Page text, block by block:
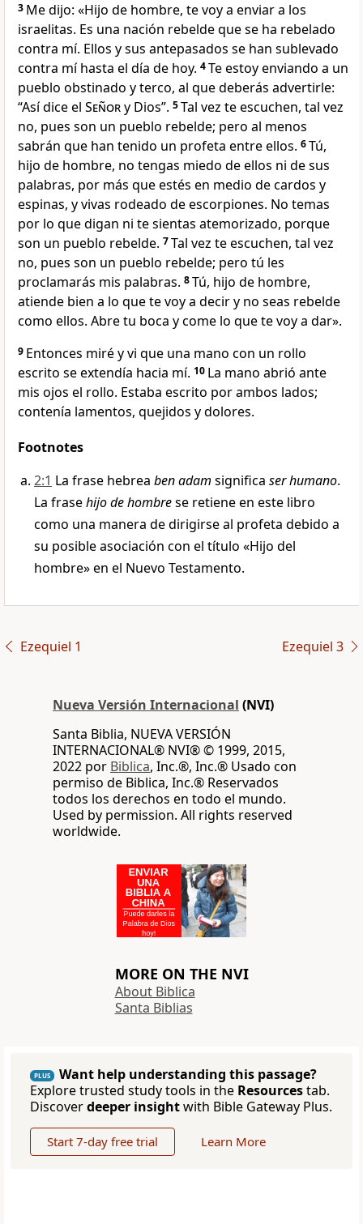
3 Me dijo: «Hijo de hombre, te voy a enviar a los
israelitas. Es una nación rebelde que se ha rebelado
contra mí. Ellos y sus antepasados se han sublevado
contra mí hasta el día de hoy. 4Te estoy enviando a un
pueblo obstinado y terco, al que deberás advertirle:
“Así dice el Señory Dios”. 5Tal vez te escuchen, tal vez
no, pues son un pueblo rebelde; pero al menos
sabrán que han tenido un profeta entre ellos. 6Tú,
hijo de hombre, no tengas miedo de ellos ni de sus
palabras, por más que estés en medio de cardos y
espinas, y vivas rodeado de escorpiones. No temas
por lo que digan ni te sientas atemorizado, porque
son un pueblo rebelde. 7Tal vez te escuchen, tal vez
no, pues son un pueblo rebelde; pero tú les
proclamarás mis palabras. 8Tú, hijo de hombre,
atiende bien a lo que te voy a decir y no seas rebelde
como ellos. Abre tu boca y come lo que te voy a dar».
9 Entonces miré y vi que una mano con un rollo
escrito se extendía hacia mí. 10 La mano abrió ante
mis ojos el rollo. Estaba escrito por ambos lados;
contenía lamentos, quejidos y dolores.
Footnotes
2:1 La frase hebrea ben adam significa ser humano.
La frasehijo de hombrese retiene en este libro
como una manera de dirigirse al profeta debido a
su posible asociación con el título «Hijo del
hombre» en el Nuevo Testamento.
Ezequiel 1 Ezequiel 3
Nueva Versión Internacional (NVI)
Santa Biblia, NUEVA VERSIÓN
INTERNACIONAL® NVI® © 1999, 2015,
2022 por Biblica, Inc.®, Inc.® Usado con
permiso de Biblica, Inc.® Reservados
todos los derechos en todo el mundo.
Used by permission. All rights reserved
worldwide.
MORE ON THE NVI
About Biblica
Santa Biblias
PLUS
Want help understanding this passage?
Explore trusted study tools in the Resourcestab.
Discoverdeeper insightwith Bible Gateway Plus.
Start 7-day free trial Learn More